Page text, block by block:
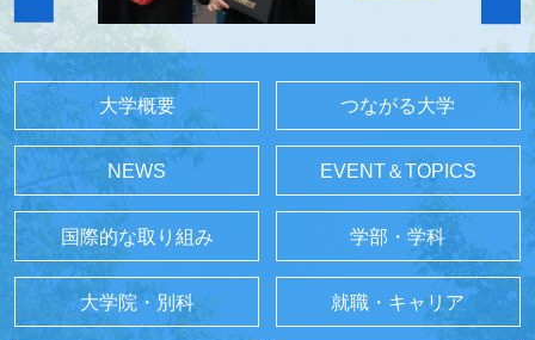
大学概要 つながる大学
NEWS EVENT＆TOPICS
国際的な取り組み 学部・学科
大学院・別科 就職・キャリア